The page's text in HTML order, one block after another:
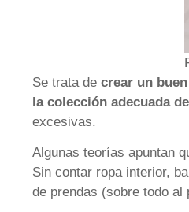
Se trata decrear un
la colección adecuada
excesivas.
Algunas teorías apuntan
Sin contar ropa interior,
de prendas (sobre todo